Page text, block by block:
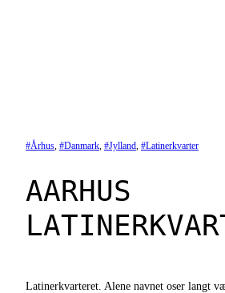
Århus, Danmark, Jylland, Latinerkvarter
AARHUS
Latinerkvarteret. Alene navnet oser langt